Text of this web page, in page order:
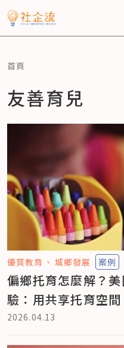
首頁
友善育兒
優質教育 城鄉發展 案例
偏鄉托育怎麼解？
驗：用共享托育空
2026.04.13